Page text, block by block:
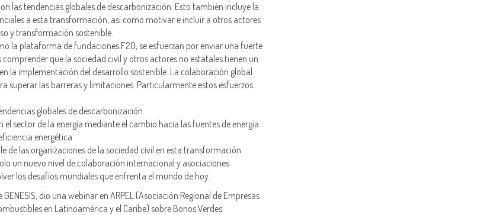
las tendencias globales de descarbonización. Esto también incluye la
a esta transformación, así como motivar e incluir a otros actores
y transformación sostenible.
la plataforma de fundaciones F20, se esfuerzan por enviar una fuerte
comprender que la sociedad civil y otros actores no estatales tienen un
la implementación del desarrollo sostenible. La colaboración global
superar las barreras y limitaciones. Particularmente estos esfuerzos
globales de descarbonización.
sector de la energía mediante el cambio hacia las fuentes de energía
energética.
de las organizaciones de la sociedad civil en esta transformación.
un nuevo nivel de colaboración internacional y asociaciones
los desafíos mundiales que enfrenta el mundo de hoy.
dio una webinar en ARPEL (Asociación Regional de Empresas
en Latinoamérica y el Caribe) sobre Bonos Verdes.